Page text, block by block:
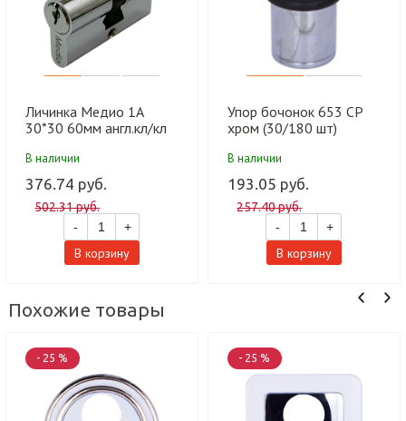
Личинка Медио 1А
30*30 60мм англ.кл/кл
В наличии
376.74 руб.
502.31 руб.
-
+
В корзину
Упор бочонок 653 CP
хром (30/180 шт)
В наличии
193.05 руб.
257.40 руб.
-
+
В корзину
Похожие товары
- 25 % - 25 %